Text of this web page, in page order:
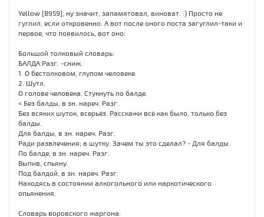
Yellow [8959], ну значит, запамятовал, виноват. :) Просто не
гуглил, если откровенно. А вот после оного поста загуглил-таки и
первое, что появилось, вот оно:
Большой толковый словарь:
БАЛДА Разг. -сниж.
1. О бестолковом, глупом человеке.
2. Шутл.
О голове человека. Стукнуть по балде.
< Без балды, в зн. нареч. Разг.
Без всяких шуток, всерьёз. Расскажи всё как было, только без
балды.
Для балды, в зн. нареч. Разг.
Ради развлечения; в шутку. Зачем ты это сделал? - Для балды.
По балде, в зн. нареч. Разг.
Выпив, спьяну.
Под балдой, в зн. нареч. Разг.
Находясь в состоянии алкогольного или наркотического
опьянения.
Словарь воровского жаргона: